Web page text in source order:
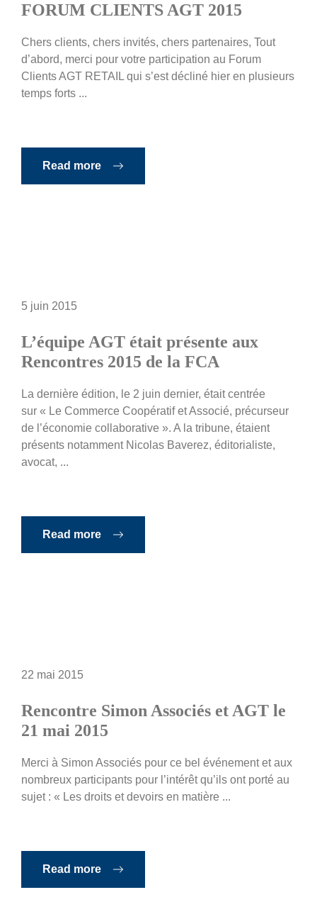
FORUM CLIENTS AGT 2015
Chers clients, chers invités, chers partenaires, Tout
d’abord, merci pour votre participation au Forum
Clients AGT RETAIL qui s’est décliné hier en plusieurs
temps forts ...
Read more
5 juin 2015
L’équipe AGT était présente aux
Rencontres 2015 de la FCA
La dernière édition, le 2 juin dernier, était centrée
sur « Le Commerce Coopératif et Associé, précurseur
de l’économie collaborative ». A la tribune, étaient
présents notamment Nicolas Baverez, éditorialiste,
avocat, ...
Read more
22 mai 2015
Rencontre Simon Associés et AGT le
21 mai 2015
Merci à Simon Associés pour ce bel événement et aux
nombreux participants pour l’intérêt qu’ils ont porté au
sujet : « Les droits et devoirs en matière ...
Read more